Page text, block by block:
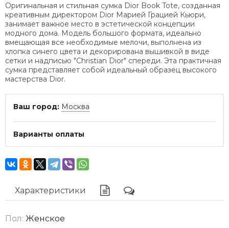
Оригинальная и стильная сумка Dior Book Tote, созданная
креативным директором Dior Марией Грацией Кьюри,
занимает важное место в эстетической концепции
модного дома. Модель большого формата, идеально
вмещающая все необходимые мелочи, выполнена из
хлопка синего цвета и декорирована вышивкой в виде
сетки и надписью "Christian Dior" спереди. Эта практичная
сумка представляет собой идеальный образец высокого
мастерства Dior.
Ваш город: Москва
Варианты оплаты
Характеристики
Пол: Женское